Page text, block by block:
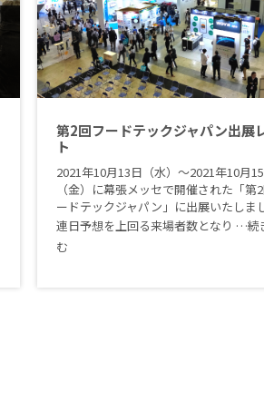
第2回フードテックジャパン出展
ト
2021年10月13日（水）〜2021年10月
（金）に幕張メッセで開催された「第
ードテックジャパン」に出展いたしま
連日予想を上回る来場者数となり …続
む